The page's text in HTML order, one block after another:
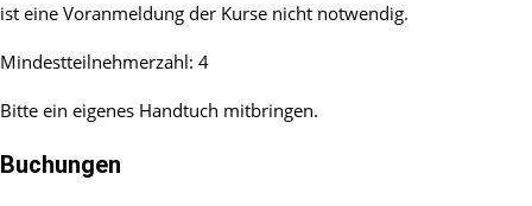
ist eine Voranmeldung der Kurse nicht notwendig.
Mindestteilnehmerzahl: 4
Bitte ein eigenes Handtuch mitbringen.
Buchungen